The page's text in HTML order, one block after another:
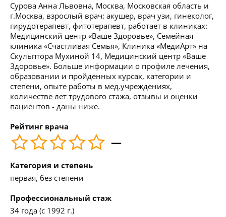
Сурова Анна Львовна, Москва, Московская область и
г.Москва, взрослый врач: акушер, врач узи, гинеколог,
гирудотерапевт, фитотерапевт, работает в клиниках:
Медицинский центр «Ваше Здоровье», Семейная
клиника «Счастливая Семья», Клиника «МедиАрт» на
Скульптора Мухиной 14, Медицинский центр «Ваше
Здоровье». Больше информации о профиле лечения,
образовании и пройденных курсах, категории и
степени, опыте работы в мед.учреждениях,
количестве лет трудового стажа, отзывы и оценки
пациентов - даны ниже.
Рейтинг врача
—
Категория и степень
первая, без степени
Профессиональный стаж
34 года (с 1992 г.)